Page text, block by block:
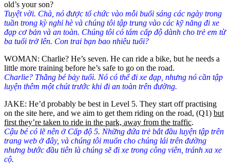
old’s your son?
Tuyệt vời. Chà, nó được tổ chức vào mỗi buổi sáng các ngày trong
tuần trong kỳ nghỉ hè và chúng tôi tập trung vào các kỹ năng đi xe
đạp cơ bản và an toàn. Chúng tôi có tám cấp độ dành cho trẻ em từ
ba tuổi trở lên. Con trai bạn bao nhiêu tuổi?
WOMAN: Charlie? He’s seven. He can ride a bike, but he needs a
little more training before he’s safe to go on the road.
Charlie? Thằng bé bảy tuổi. Nó có thể đi xe đạp, nhưng nó cần tập
luyện thêm một chút trước khi đi an toàn trên đường.
JAKE: He’d probably be best in Level 5. They start off practising
on the site here, and we aim to get them riding on the road, (Q1) but
first they’re taken to ride in the park, away from the traffic.
Cậu bé có lẽ nên ở Cấp độ 5. Những đứa trẻ bắt đầu luyện tập trên
trang web ở đây, và chúng tôi muốn cho chúng lái trên đường
nhưng bước đầu tiên là chúng sẽ đi xe trong công viên, tránh xa xe
cộ.